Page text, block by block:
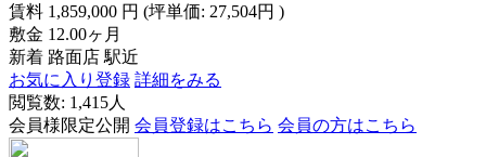
賃料 1,859,000 円 (坪単価: 27,504円 )
敷金 12.00ヶ月
新着 路面店 駅近
お気に入り登録 詳細をみる
閲覧数: 1,415人
会員様限定公開 会員登録はこちら 会員の方はこちら